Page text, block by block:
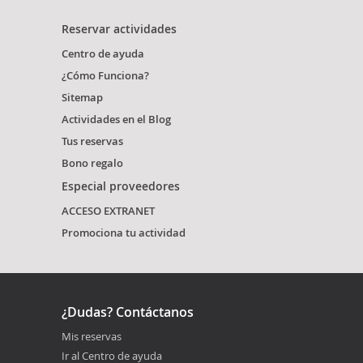
Reservar actividades
Centro de ayuda
¿Cómo Funciona?
Sitemap
Actividades en el Blog
Tus reservas
Bono regalo
Especial proveedores
ACCESO EXTRANET
Promociona tu actividad
¿Dudas? Contáctanos
Mis reservas
Ir al Centro de ayuda